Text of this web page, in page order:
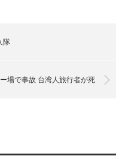
隊
場で事故 台湾人旅行者が死